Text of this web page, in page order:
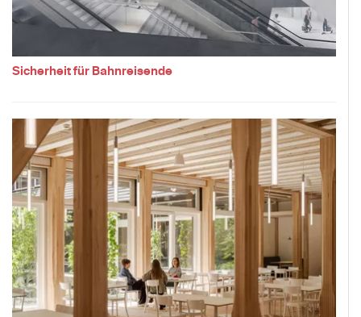
Sicherheit für Bahnreisende